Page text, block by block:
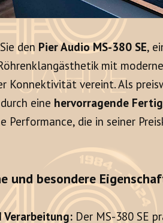
den Pier Audio MS-380 SE,
mit
Konnektivität vereint. Als
eine hervorragende
Performance, die in seiner
und besondere
Verarbeitung: Der MS-380 SE